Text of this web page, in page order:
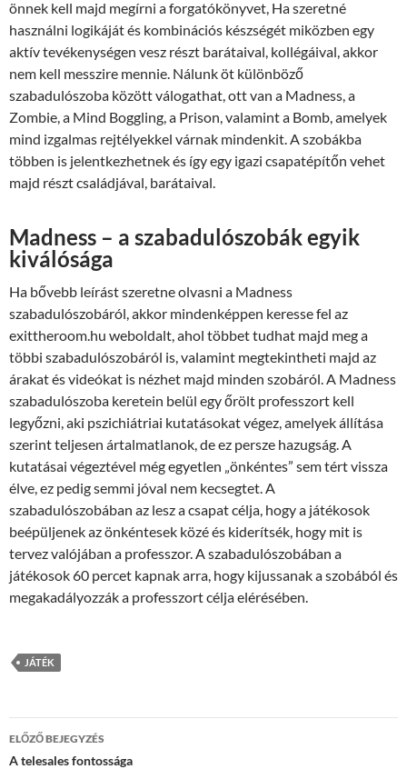
önnek kell majd megírni a forgatókönyvet, Ha szeretné
használni logikáját és kombinációs készségét miközben egy
aktív tevékenységen vesz részt barátaival, kollégáival, akkor
nem kell messzire mennie. Nálunk öt különböző
szabadulószoba között válogathat, ott van a Madness, a
Zombie, a Mind Boggling, a Prison, valamint a Bomb, amelyek
mind izgalmas rejtélyekkel várnak mindenkit. A szobákba
többen is jelentkezhetnek és így egy igazi csapatépítőn vehet
majd részt családjával, barátaival.
Madness – a szabadulószobák egyik
kiválósága
Ha bővebb leírást szeretne olvasni a Madness
szabadulószobáról, akkor mindenképpen keresse fel az
exittheroom.hu weboldalt, ahol többet tudhat majd meg a
többi szabadulószobáról is, valamint megtekintheti majd az
árakat és videókat is nézhet majd minden szobáról. A Madness
szabadulószoba keretein belül egy őrölt professzort kell
legyőzni, aki pszichiátriai kutatásokat végez, amelyek állítása
szerint teljesen ártalmatlanok, de ez persze hazugság. A
kutatásai végeztével még egyetlen „önkéntes” sem tért vissza
élve, ez pedig semmi jóval nem kecsegtet. A
szabadulószobában az lesz a csapat célja, hogy a játékosok
beépüljenek az önkéntesek közé és kiderítsék, hogy mit is
tervez valójában a professzor. A szabadulószobában a
játékosok 60 percet kapnak arra, hogy kijussanak a szobából és
megakadályozzák a professzort célja elérésében.
JÁTÉK
Bejegyzés
navigáció
ELŐZŐ BEJEGYZÉS
A telesales fontossága